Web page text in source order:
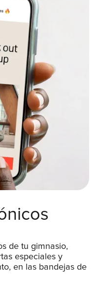
de tu gimnasio,
especiales y
en las bandejas de